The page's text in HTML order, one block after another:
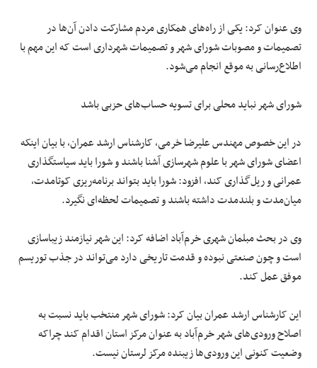
وی عنوان کرد: یکی از راه‌های همکاری مردم مشارکت دادن آن‌ها در
تصمیمات و مصوبات شورای شهر و تصمیمات ‌شهرداری است که این مهم با
اطلاع‌رسانی به موقع انجام می‌شود.
شورای شهر نباید محلی برای تسویه حساب‌های حزبی باشد
در این خصوص مهندس علیرضا خرمی، کارشناس ارشد عمران، با بیان اینکه
اعضای شورای شهر با علوم شهرسازی آشنا باشند و شورا باید سیاستگذاری
عمرانی و ریل‌گذاری کند، افزود: شورا باید بتواند برنامه‌ریزی کوتامدت،
میان‌مدت و بلندمدت داشته باشند و تصمیمات لحظه‌ای نگیرد.
وی در بحث مبلمان شهری خرم‌آباد اضافه کرد: این شهر نیازمند زیباسازی
است و چون صنعتی نبوده و قدمت تاریخی دارد می‌تواند در جذب توریسم
موفق عمل کند.
این کارشناس ارشد عمران بیان کرد: شورای شهر منتخب باید نسبت به
اصلاح ورودی‌های شهر خرم‌آباد به عنوان مرکز استان اقدام کند چراکه
وضعیت کنونی این ورودی‌ها زیبنده مرکز لرستان نیست.